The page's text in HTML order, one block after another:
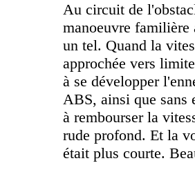
Au circuit de
manoeuvre familière
un tel. Quand la
approchée vers
à se développer
ABS, ainsi que sans
à rembourser la
rude profond. Et la
était plus courte.